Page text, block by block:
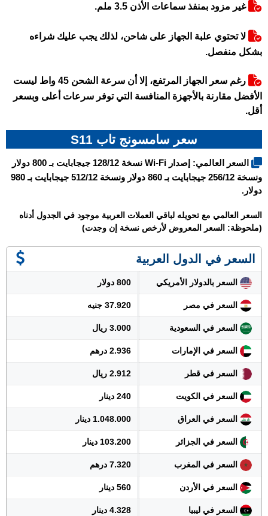
غير مزود بمنفذ سماعات الأذن 3.5 ملم.
لا تحتوي علبة الجهاز على شاحن، لذلك يجب عليك شراءه
بشكل منفصل.
رغم سعر الجهاز المرتفع، إلا أن سرعة الشحن 45 واط ليست
الأفضل مقارنة بالأجهزة المنافسة التي توفر سرعات أعلى وبسعر
أقل.
سعر سامسونج تاب S11
السعر العالمي: إصدار Wi-Fi نسخة 128/12 جيجابايت بـ 800 دولار
ونسخة 256/12 جيجابايت بـ 860 دولار ونسخة 512/12 جيجابايت بـ 980
دولار .
السعر العالمي مع تحويله لباقي العملات العربية موجود في الجدول أدناه
(ملحوظة: السعر المعروض لأرخص نسخة إن وجدت)
السعر في الدول العربية
السعر بالدولار الأمريكي 800 دولار
السعر في مصر 37.920 جنيه
السعر في السعودية 3.000 ريال
السعر في الإمارات 2.936 درهم
السعر في قطر 2.912 ريال
السعر في الكويت 240 دينار
السعر في العراق 1.048.000 دينار
السعر في الجزائر 103.200 دينار
السعر في المغرب 7.320 درهم
السعر في الأردن 560 دينار
السعر في ليبيا 4.328 دينار